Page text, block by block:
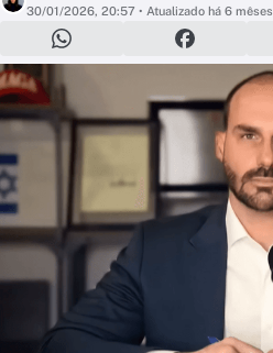
30/01/2026, 20:57 • Atualizado há 6 mêses